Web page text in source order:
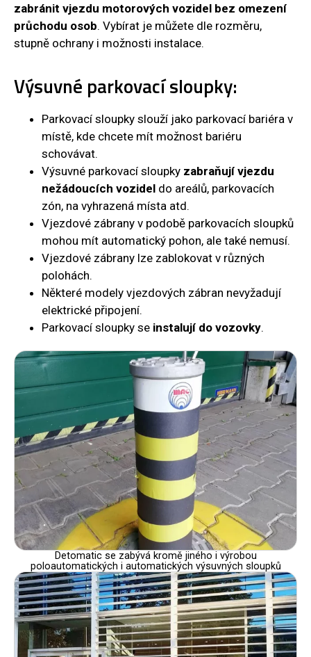
zabránit vjezdu motorových vozidel bez omezení
průchodu osob. Vybírat je můžete dle rozměru,
stupně ochrany i možnosti instalace.
Výsuvné parkovací sloupky:
Parkovací sloupky slouží jako parkovací bariéra v
místě, kde chcete mít možnost bariéru
schovávat.
Výsuvné parkovací sloupky zabraňují vjezdu
nežádoucích vozidel do areálů, parkovacích
zón, na vyhrazená místa atd.
Vjezdové zábrany v podobě parkovacích sloupků
mohou mít automatický pohon, ale také nemusí.
Vjezdové zábrany lze zablokovat v různých
polohách.
Některé modely vjezdových zábran nevyžadují
elektrické připojení.
Parkovací sloupky se instalují do vozovky.
Detomatic se zabývá kromě jiného i výrobou
poloautomatických i automatických výsuvných sloupků